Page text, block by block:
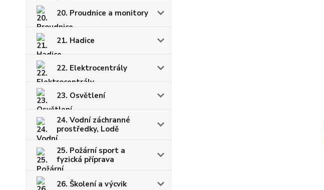
20. Proudnice a monitory
21. Hadice
22. Elektrocentrály
23. Osvětlení
24. Vodní záchranné
prostředky, Lodě
25. Požární sport a
fyzická příprava
26. Školení a výcvik